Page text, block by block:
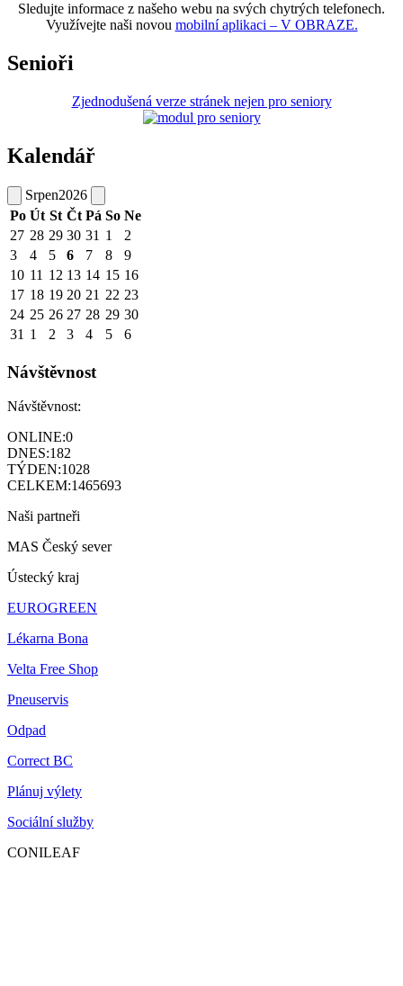
Sledujte informace z našeho webu na svých chytrých telefonech.
Využívejte naši novou mobilní aplikaci – V OBRAZE.
Senioři
Zjednodušená verze stránek nejen pro seniory
Kalendář
Srpen2026
Po Út St Čt Pá So Ne
27 28 29 30 31 1
2
3
4 5 6 7 8
9
10 11 12 13 14 15 16
17 18 19 20 21 22 23
24 25 26 27 28 29 30
31 1 2 3 4 5 6
Návštěvnost
Návštěvnost:
ONLINE:0
DNES:182
TÝDEN:1028
CELKEM:1465693
Naši partneři
MAS Český sever
Ústecký kraj
EUROGREEN
Lékarna Bona
Velta Free Shop
Pneuservis
Odpad
Correct BC
Plánuj výlety
Sociální služby
CONILEAF